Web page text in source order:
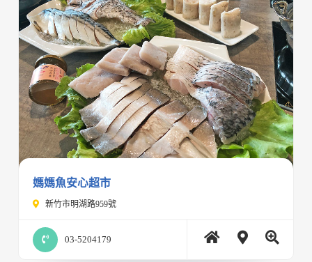
媽媽魚安心超市
新竹市明湖路959號
03-5204179